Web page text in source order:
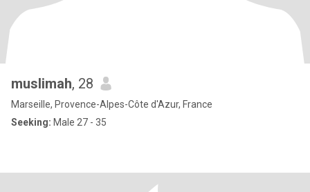
muslimah, 28
Marseille, Provence-Alpes-Côte d'Azur, France
Seeking: Male 27 - 35